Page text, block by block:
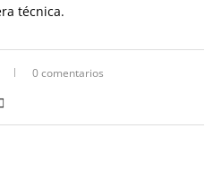
técnica.
0 comentarios